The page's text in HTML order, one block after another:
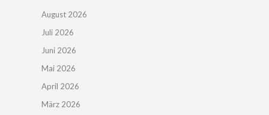
August 2026
Juli 2026
Juni 2026
Mai 2026
April 2026
März 2026